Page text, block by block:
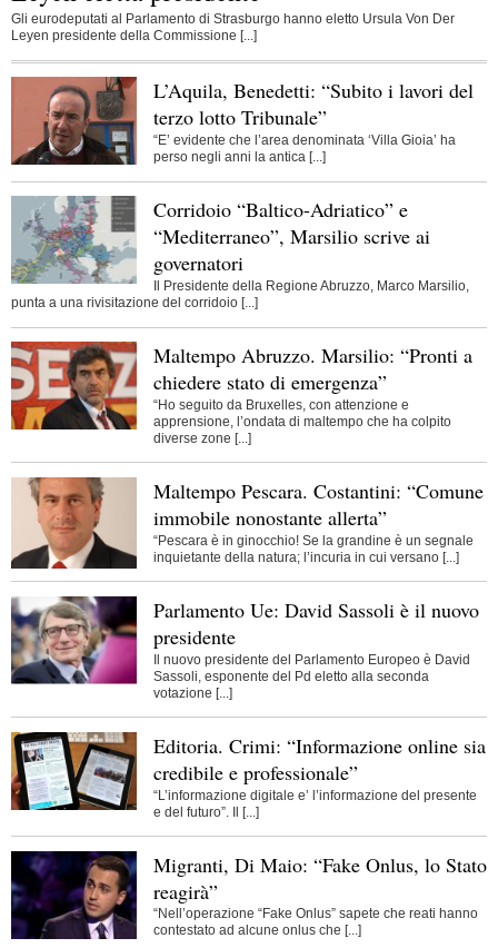
Gli eurodeputati al Parlamento di Strasburgo hanno eletto Ursula Von Der
Leyen presidente della Commissione [...]
L’Aquila, Benedetti: “Subito i lavori del
terzo lotto Tribunale”
“E’ evidente che l’area denominata ‘Villa Gioia’ ha
perso negli anni la antica [...]
Corridoio “Baltico-Adriatico” e
“Mediterraneo”, Marsilio scrive ai
governatori
Il Presidente della Regione Abruzzo, Marco Marsilio,
punta a una rivisitazione del corridoio [...]
Maltempo Abruzzo. Marsilio: “Pronti a
chiedere stato di emergenza”
“Ho seguito da Bruxelles, con attenzione e
apprensione, l’ondata di maltempo che ha colpito
diverse zone [...]
Maltempo Pescara. Costantini: “Comune
immobile nonostante allerta”
“Pescara è in ginocchio! Se la grandine è un segnale
inquietante della natura; l’incuria in cui versano [...]
Parlamento Ue: David Sassoli è il nuovo
presidente
Il nuovo presidente del Parlamento Europeo è David
Sassoli, esponente del Pd eletto alla seconda
votazione [...]
Editoria. Crimi: “Informazione online sia
credibile e professionale”
“L’informazione digitale e’ l’informazione del presente
e del futuro”. Il [...]
Migranti, Di Maio: “Fake Onlus, lo Stato
reagirà”
“Nell’operazione “Fake Onlus” sapete che reati hanno
contestato ad alcune onlus che [...]